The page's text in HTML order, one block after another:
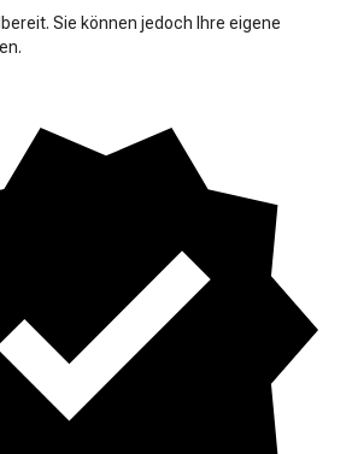
Sie können jedoch Ihre eigene